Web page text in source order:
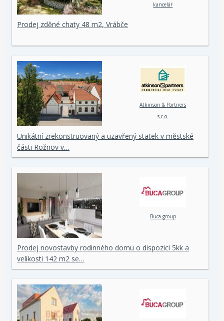
kancelář
Prodej zděné chaty 48 m2, Vrábče
Atkinson & Partners
s.r.o.
Unikátní zrekonstruovaný a uzavřený statek v městské
části Rožnov v…
Buca group
Prodej novostavby rodinného domu o dispozici 5kk a
velikosti 142 m2 se…